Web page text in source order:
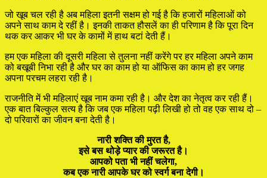
जो खूब चल रही है अब महिला इतनी सक्षम हो गई है कि हजारों महिलाओं को
अपने साथ काम दे रहीं है। इनकी ताकत हौसलें का ही परिणाम है कि पूरा दिन
थक कर आकर भी घर के कामों में हाथ बटां देती हैं।
हम एक महिला की दूसरी महिला से तुलना नहीं करेंगे पर हर महिला अपने काम
को बखूबी निभा रही है और घर का काम हो या ऑफिस का काम हो हर जगह
अपना परचम लहरा रही है।
राजनीति में भी महिलाएं खूब नाम कमा रही है। और देश का नेतृत्व कर रही हैं।
एक बात बिल्कुल सत्य है कि जब एक महिला पढ़ी लिखी हो तो वह एक साथ दो –
दो परिवारों का जीवन बना देती है।
नारी शक्ति की मुरत है,
इसे बस थोड़े प्यार की जरूरत है।
आपको पता भी नहीं चलेगा,
कब एक नारी आपके घर को स्वर्ग बना देगी।